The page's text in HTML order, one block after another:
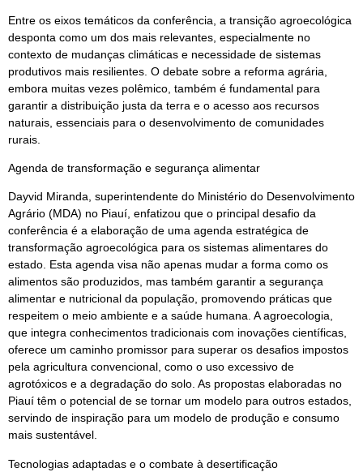
Entre os eixos temáticos da conferência, a transição agroecológica
desponta como um dos mais relevantes, especialmente no
contexto de mudanças climáticas e necessidade de sistemas
produtivos mais resilientes. O debate sobre a reforma agrária,
embora muitas vezes polêmico, também é fundamental para
garantir a distribuição justa da terra e o acesso aos recursos
naturais, essenciais para o desenvolvimento de comunidades
rurais.
Agenda de transformação e segurança alimentar
Dayvid Miranda, superintendente do Ministério do Desenvolvimento
Agrário (MDA) no Piauí, enfatizou que o principal desafio da
conferência é a elaboração de uma agenda estratégica de
transformação agroecológica para os sistemas alimentares do
estado. Esta agenda visa não apenas mudar a forma como os
alimentos são produzidos, mas também garantir a segurança
alimentar e nutricional da população, promovendo práticas que
respeitem o meio ambiente e a saúde humana. A agroecologia,
que integra conhecimentos tradicionais com inovações científicas,
oferece um caminho promissor para superar os desafios impostos
pela agricultura convencional, como o uso excessivo de
agrotóxicos e a degradação do solo. As propostas elaboradas no
Piauí têm o potencial de se tornar um modelo para outros estados,
servindo de inspiração para um modelo de produção e consumo
mais sustentável.
Tecnologias adaptadas e o combate à desertificação